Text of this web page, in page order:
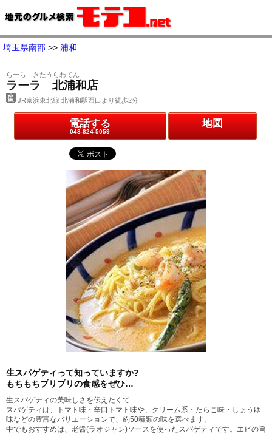
埼玉県南部 >> 浦和
らーら きたうらわてん
ラーラ 北浦和店
JR京浜東北線 北浦和駅西口より徒歩2分
電話する
048-824-5059
地図
生スパゲティって知っていますか?
もちもちプリプリの食感をぜひ…
生スパゲティの美味しさを伝えたくて…
スパゲティは、トマト味・辛口トマト味や、クリーム系・たらこ味・しょうゆ
味などの豊富なバリエーションで、約50種類の味を選べます。
中でもおすすめは、老醤(ラオジャン)ソースを使ったスパゲティです。エビの旨